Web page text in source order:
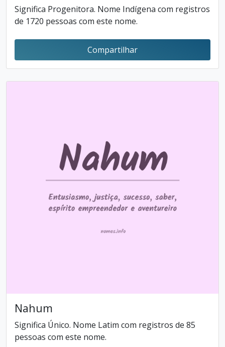
Significa Progenitora. Nome Indígena com registros
de 1720 pessoas com este nome.
Compartilhar
Nahum
Significa Único. Nome Latim com registros de 85
pessoas com este nome.